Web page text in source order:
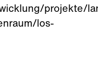
projekte/
los-